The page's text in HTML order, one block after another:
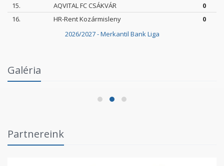
2026/2027 - Merkantil Bank Liga
15.
AQVITAL FC CSÁKVÁR
0
16.
HR-Rent Kozármisleny 0
Galéria
Fórumban
2026.06.03.
Partnereink